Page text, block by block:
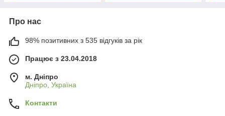
Про нас
98% позитивних з 535 відгуків за рік
Працює з 23.04.2018
м. Дніпро
Дніпро, Україна
Контакти